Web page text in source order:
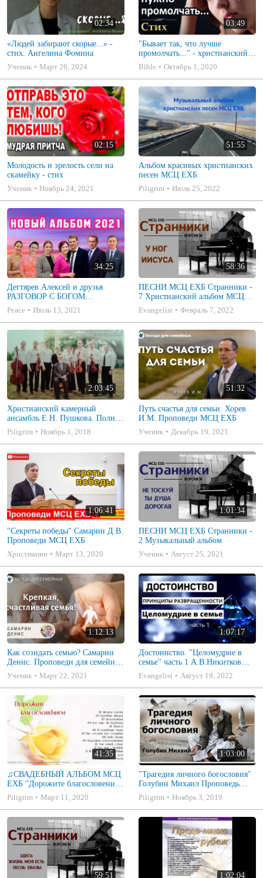
02:34
«Людей забирают скорые...» -
стих. Ангелина Фомина
Ученик
Март 26, 2024
03:49
"Бывает так, что лучше
промолчать..." - христианский
стих. Поэзия
Bible Октябрь 1, 2020
02:15
Молодость и зрелость сели на
скамейку - стих
Ученик
Ноябрь 24, 2021
51:55
Альбом красивых христианских
песен МСЦ ЕХБ
Piligrim
Июль 25, 2022
34:25
Дегтярев Алексей и друзья
РАЗГОВОР С БОГОМ
Христианские песни МСЦ ЕХБ
2021 (7я)
Peace Июль 13, 2021
58:36
ПЕСНИ МСЦ ЕХБ Странники -
7 Христианский альбом МСЦ
ЕХБ
Evangelist Февраль 7, 2022
2:03:45
Христианский камерный
ансамбль Е.Н. Пушкова. Полное
собрание
Piligrim Ноябрь 1, 2018
51:32
Путь счастья для семьи. Хорев
И.М. Проповеди МСЦ ЕХБ
Ученик
Декабрь 19, 2021
1:06:41
"Секреты победы" Самарин Д.В.
Проповеди МСЦ ЕХБ
Христианин
Март 13, 2020
1:01:34
ПЕСНИ МСЦ ЕХБ Странники -
2 Музыкальный альбом
Ученик
Август 25, 2021
1:12:13
Как созидать семью? Самарин
Денис. Проповеди для семейных
МСЦ ЕХБ
Ученик Март 22, 2021
1:07:17
Достоинство. "Целомудрие в
семье" часть 1 А.В.Никитков
Беседа для семейных МСЦ ЕХБ
Evangelist Август 19, 2022
41:35
♫СВАДЕБНЫЙ АЛЬБОМ МСЦ
ЕХБ "Дорожите благословением
- Христианские песни.
Музыкальный диск. Псалмы
Piligrim Март 11, 2020
1:03:00
"Трагедия личного богословия"
Голубин Михаил Проповедь
2019
Piligrim Ноябрь 3, 2019
59:51 1:02:04